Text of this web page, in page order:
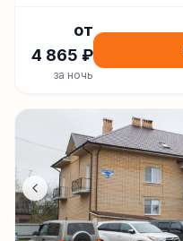
от
4 865 ₽
за ночь